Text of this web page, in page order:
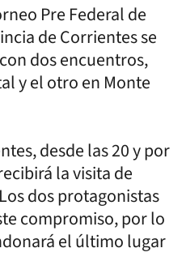
Pre Federal de
de Corrientes se
dos encuentros,
y el otro en Monte
desde las 20 y por
la visita de
dos protagonistas
compromiso, por lo
el último lugar